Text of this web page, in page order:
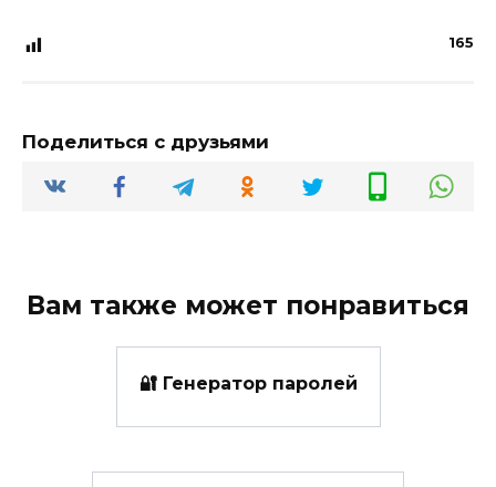
165
Поделиться с друзьями
Вам также может понравиться
🔐 Генератор паролей